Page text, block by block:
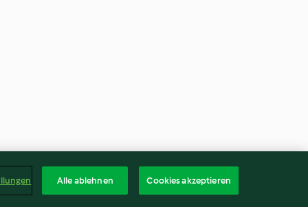
Alle ablehnen Cookies akzeptieren